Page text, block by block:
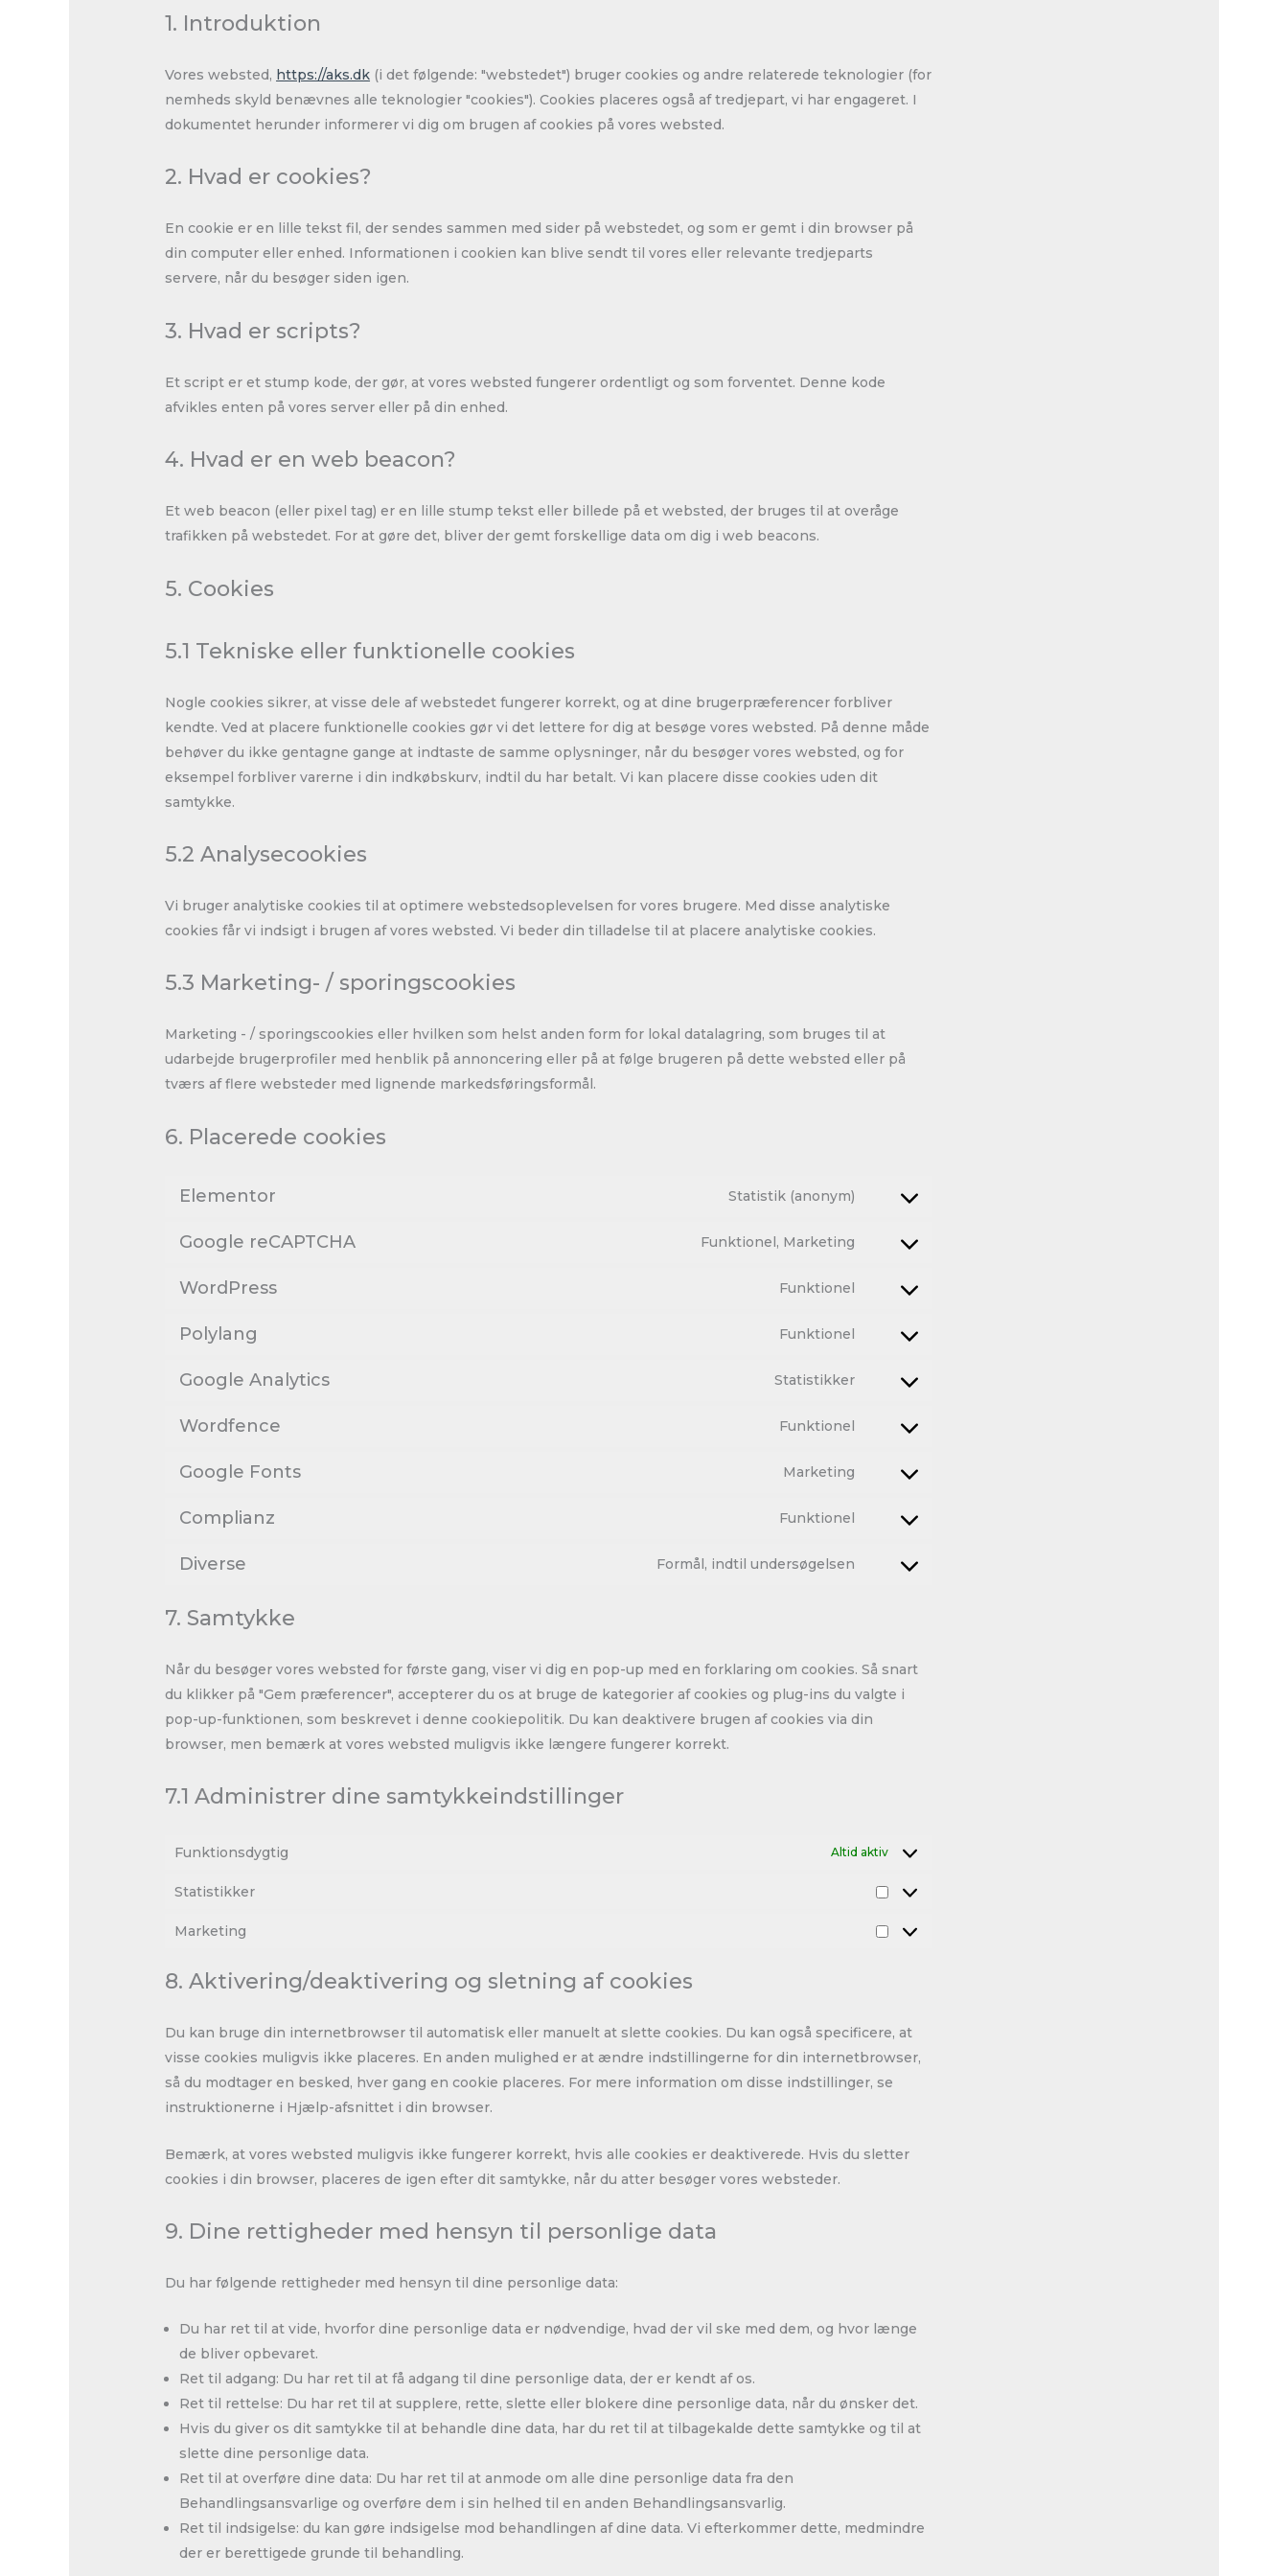
1. Introduktion
Vores websted, https://aks.dk (i det følgende: "webstedet") bruger cookies og andre relaterede teknologier (for
nemheds skyld benævnes alle teknologier "cookies"). Cookies placeres også af tredjepart, vi har engageret. I
dokumentet herunder informerer vi dig om brugen af ​​cookies på vores websted.
2. Hvad er cookies?
En cookie er en lille tekst fil, der sendes sammen med sider på webstedet, og som er gemt i din browser på
din computer eller enhed. Informationen i cookien kan blive sendt til vores eller relevante tredjeparts
servere, når du besøger siden igen.
3. Hvad er scripts?
Et script er et stump kode, der gør, at vores websted fungerer ordentligt og som forventet. Denne kode
afvikles enten på vores server eller på din enhed.
4. Hvad er en web beacon?
Et web beacon (eller pixel tag) er en lille stump tekst eller billede på et websted, der bruges til at overåge
trafikken på webstedet. For at gøre det, bliver der gemt forskellige data om dig i web beacons.
5. Cookies
5.1 Tekniske eller funktionelle cookies
Nogle cookies sikrer, at visse dele af webstedet fungerer korrekt, og at dine brugerpræferencer forbliver
kendte. Ved at placere funktionelle cookies gør vi det lettere for dig at besøge vores websted. På denne måde
behøver du ikke gentagne gange at indtaste de samme oplysninger, når du besøger vores websted, og for
eksempel forbliver varerne i din indkøbskurv, indtil du har betalt. Vi kan placere disse cookies uden dit
samtykke.
5.2 Analysecookies
Vi bruger analytiske cookies til at optimere webstedsoplevelsen for vores brugere. Med disse analytiske
cookies får vi indsigt i brugen af ​​vores websted. Vi beder din tilladelse til at placere analytiske cookies.
5.3 Marketing- / sporingscookies
Marketing - / sporingscookies eller hvilken som helst anden form for lokal datalagring, som bruges til at
udarbejde brugerprofiler med henblik på annoncering eller på at følge brugeren på dette websted eller på
tværs af flere websteder med lignende markedsføringsformål.
6. Placerede cookies
Elementor Statistik (anonym)
Google reCAPTCHA Funktionel, Marketing
WordPress Funktionel
Polylang Funktionel
Google Analytics Statistikker
Wordfence Funktionel
Google Fonts Marketing
Complianz Funktionel
Diverse Formål, indtil undersøgelsen
7. Samtykke
Når du besøger vores websted for første gang, viser vi dig en pop-up med en forklaring om cookies. Så snart
du klikker på "Gem præferencer", accepterer du os at bruge de kategorier af cookies og plug-ins du valgte i
pop-up-funktionen, som beskrevet i denne cookiepolitik. Du kan deaktivere brugen af ​​cookies via din
browser, men bemærk at vores websted muligvis ikke længere fungerer korrekt.
7.1 Administrer dine samtykkeindstillinger
Funktionsdygtig Altid aktiv
Statistikker
Marketing
8. Aktivering/deaktivering og sletning af cookies
Du kan bruge din internetbrowser til automatisk eller manuelt at slette cookies. Du kan også specificere, at
visse cookies muligvis ikke placeres. En anden mulighed er at ændre indstillingerne for din internetbrowser,
så du modtager en besked, hver gang en cookie placeres. For mere information om disse indstillinger, se
instruktionerne i Hjælp-afsnittet i din browser.
Bemærk, at vores websted muligvis ikke fungerer korrekt, hvis alle cookies er deaktiverede. Hvis du sletter
cookies i din browser, placeres de igen efter dit samtykke, når du atter besøger vores websteder.
9. Dine rettigheder med hensyn til personlige data
Du har følgende rettigheder med hensyn til dine personlige data:
Du har ret til at vide, hvorfor dine personlige data er nødvendige, hvad der vil ske med dem, og hvor længe
de bliver opbevaret.
Ret til adgang: Du har ret til at få adgang til dine personlige data, der er kendt af os.
Ret til rettelse: Du har ret til at supplere, rette, slette eller blokere dine personlige data, når du ønsker det.
Hvis du giver os dit samtykke til at behandle dine data, har du ret til at tilbagekalde dette samtykke og til at
slette dine personlige data.
Ret til at overføre dine data: Du har ret til at anmode om alle dine personlige data fra den
Behandlingsansvarlige og overføre dem i sin helhed til en anden Behandlingsansvarlig.
Ret til indsigelse: du kan gøre indsigelse mod behandlingen af ​​dine data. Vi efterkommer dette, medmindre
der er berettigede grunde til behandling.